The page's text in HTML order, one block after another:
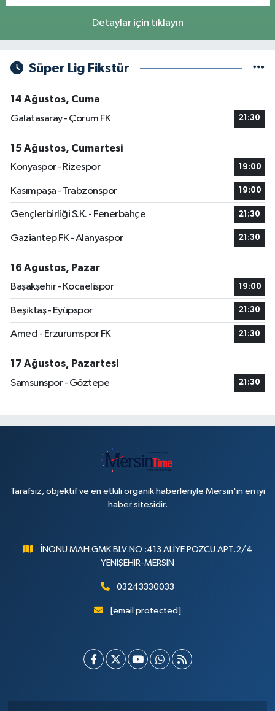
Detaylar için tıklayın
Süper Lig Fikstür
14 Ağustos, Cuma
Galatasaray - Çorum FK
21:30
15 Ağustos, Cumartesi
Konyaspor - Rizespor
19:00
Kasımpaşa - Trabzonspor 19:00
Gençlerbirliği S.K. - Fenerbahçe 21:30
Gaziantep FK - Alanyaspor 21:30
16 Ağustos, Pazar
Başakşehir - Kocaelispor
19:00
Beşiktaş - Eyüpspor 21:30
Amed - Erzurumspor FK 21:30
17 Ağustos, Pazartesi
Samsunspor - Göztepe
21:30
Tarafsız, objektif ve en etkili organik haberleriyle Mersin'in en iyi
haber sitesidir.
İNÖNÜ MAH.GMK BLV.NO :413 ALİYE POZCU APT.2/4
YENİŞEHİR-MERSİN
03243330033
[email protected]